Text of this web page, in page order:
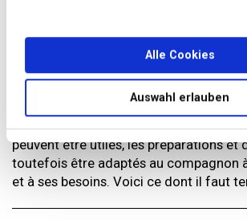
Alle Cookies
Auswahl erlauben
Foto: Getty Images
Beaucoup de propriétaires souhaitent
de leurs animaux. Si les suppléments
peuvent être utiles, les préparations et
toutefois être adaptés au compagnon
et à ses besoins. Voici ce dont il faut